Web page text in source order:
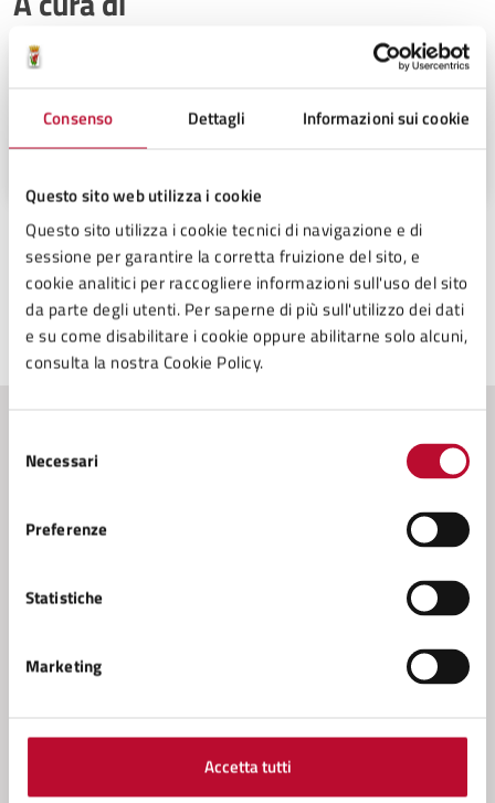
Consenso Dettagli Informazioni sui cookie
Questo sito web utilizza i cookie
Questo sito utilizza i cookie tecnici di navigazione e di
sessione per garantire la corretta fruizione del sito, e
cookie analitici per raccogliere informazioni sull'uso del sito
da parte degli utenti. Per saperne di più sull'utilizzo dei dati
e su come disabilitare i cookie oppure abilitarne solo alcuni,
consulta la nostra Cookie Policy.
delNecessari
Preferenze
Statistiche
Marketing
Accetta tutti
Patrimonio, Funzione Associata
Istruzione Pubblica, politiche
Sociali, Sport
Palazzo Pretorio, piano primo Piazza dei
Priori n° 12, 56048
Ultimo aggiornamento: 20/11/2025, 11:37
Amministrazione
Conferenza Zonale per l’Educazione e l’Istruzione
Servizio Politiche Sociali, Sport